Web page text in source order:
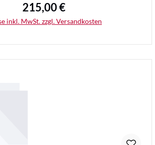
Regulärer Preis:
215,00 €
inkl. MwSt. zzgl. Versandkosten